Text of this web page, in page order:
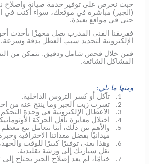
حيث نحرص على توفير خدمة صيانة وإصلاح
(الجير) مباشرة في موقعك، سواء أكنت في
حتى في مواقع بعيدة.
ففريقنا الفني المدرب يصل مجهزًا بأحدث
الإلكترونية لتحديد سبب العطل بدقة وسرعة.
فمن خلال فحص شامل ودقيق، نتمكن من
المشاكل الشائعة.
ومنها ما يلي:
1. تآكل أو كسر التروس الداخلية.
2. تسرب زيت الجير وما ينتج عنه من
3. الأعطال الإلكترونية في وحدة
4. اختلال معايرة ناقل الحركة
5.
والأهم من ذلك، أننا نتعامل مع
ميدانيًا بفضل معداتنا الاحترافية
6.
وهذا يعني توفيرًا كبيرًا للوقت
نقل سيارتك إلى ورشة تقليدية.
7.
ختامًا، لم يعد إصلاح الجير يحتاج إلى